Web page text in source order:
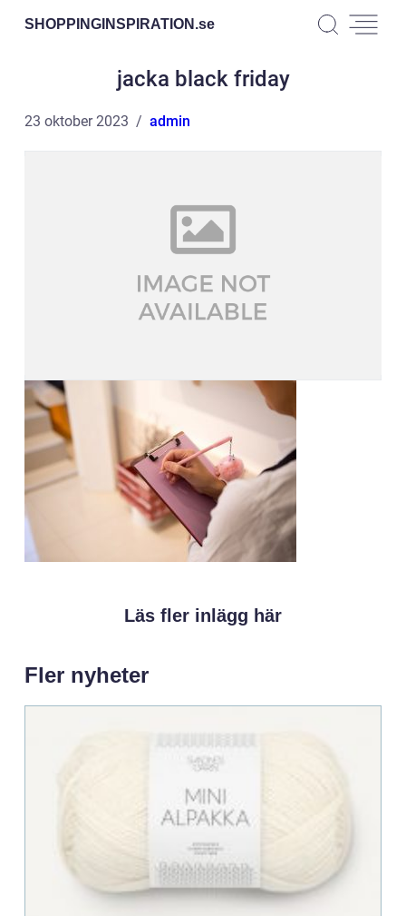
SHOPPINGINSPIRATION.se
jacka black friday
23 oktober 2023 admin
Läs fler inlägg här
Fler nyheter